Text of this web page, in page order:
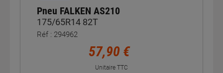
Pneu FALKEN AS210
175/65R14 82T
Réf : 294962
57,90 €
Unitaire TTC